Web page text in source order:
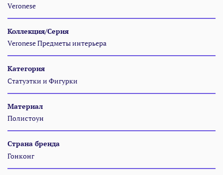
Veronese
Коллекция/Серия
Veronese Предметы интерьера
Категория
Статуэтки и Фигурки
Материал
Полистоун
Страна бренда
Гонконг